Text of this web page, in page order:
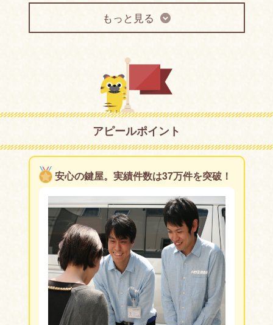
玄関や車、金庫の鍵をなくして困ったり、鍵折れによる解
錠が困難な場合は最適な方法でカギ開けや鍵修理を行って
ース以外ならその場で対応！車やバイクのインロック（鍵
の閉じ込め）による開錠およびキーの作成も現場で対応！
金庫は家庭用から業務用までお任せ下さい。
まずはおなじみの出張鍵屋「カギのトラブル救急車」まで
お電話下さい。
もっと見る
アピールポイント
安心の鍵屋。実績件数は37万件を突破！